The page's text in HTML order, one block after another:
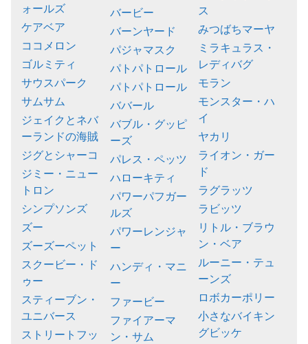
ォールズ
ケアベア
ココメロン
ゴルミティ
サウスパーク
サムサム
ジェイクとネバ
ーランドの海賊
ジグとシャーコ
ジミー・ニュー
トロン
シンプソンズ
ズー
ズーズーペット
スクービー・ド
ゥー
スティーブン・
ユニバース
ストリートフッ
バービー
バーンヤード
パジャマスク
パトパトロール
パトパトロール
ババール
バブル・グッピ
ーズ
パレス・ペッツ
ハローキティ
パワーパフガー
ルズ
パワーレンジャ
ー
ハンディ・マニ
ー
ファービー
ファイアーマ
ン・サム
ス
みつばちマーヤ
ミラキュラス・
レディバグ
モラン
モンスター・ハ
イ
ヤカリ
ライオン・ガー
ド
ラグラッツ
ラビッツ
リトル・ブラウ
ン・ベア
ルーニー・テュ
ーンズ
ロボカーポリー
小さなバイキン
グビッケ